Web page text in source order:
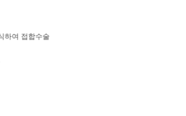
하여 접합수술